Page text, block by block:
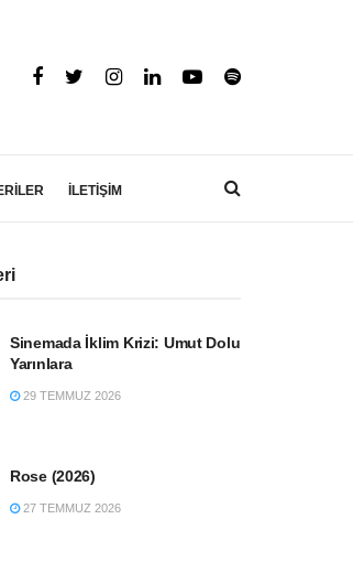
İLETİŞİM
Sinemada İklim Krizi: Umut Dolu
Yarınlara
29 TEMMUZ 2026
Rose (2026)
27 TEMMUZ 2026